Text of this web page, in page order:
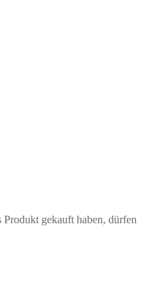
Produkt gekauft haben, dürfen